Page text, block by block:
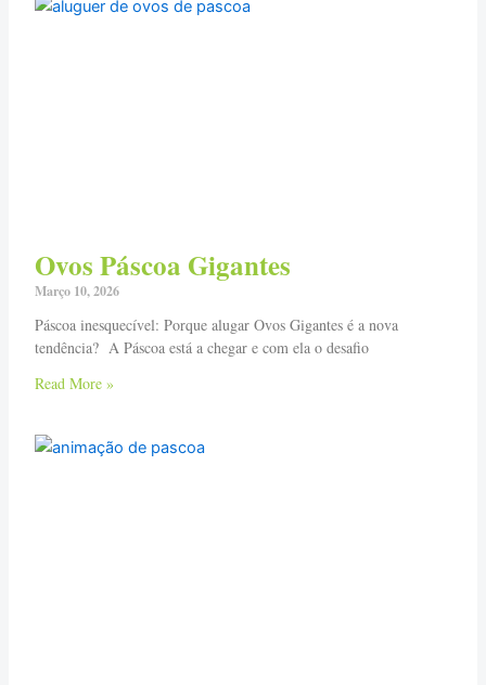
Ovos Páscoa Gigantes
Março 10, 2026
Páscoa inesquecível: Porque alugar Ovos Gigantes é a nova
tendência? A Páscoa está a chegar e com ela o desafio
Read More »